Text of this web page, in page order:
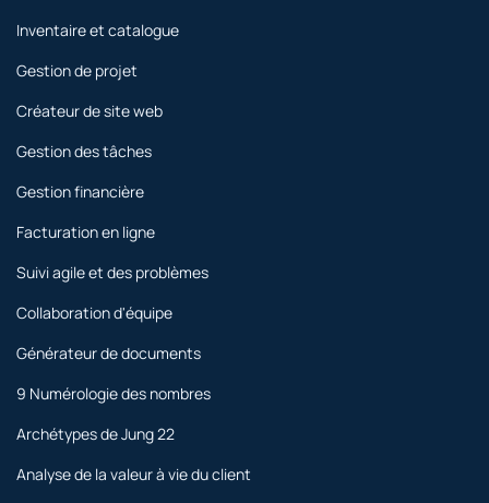
Inventaire et catalogue
Gestion de projet
Créateur de site web
Gestion des tâches
Gestion financière
Facturation en ligne
Suivi agile et des problèmes
Collaboration d'équipe
Générateur de documents
9 Numérologie des nombres
Archétypes de Jung 22
Analyse de la valeur à vie du client